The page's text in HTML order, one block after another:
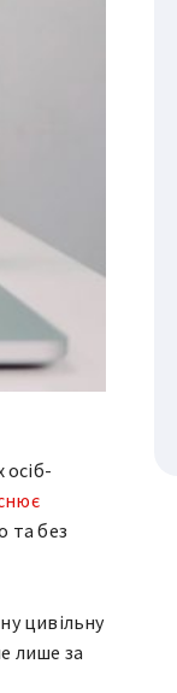
осіб-
та без
цивільну
лише за